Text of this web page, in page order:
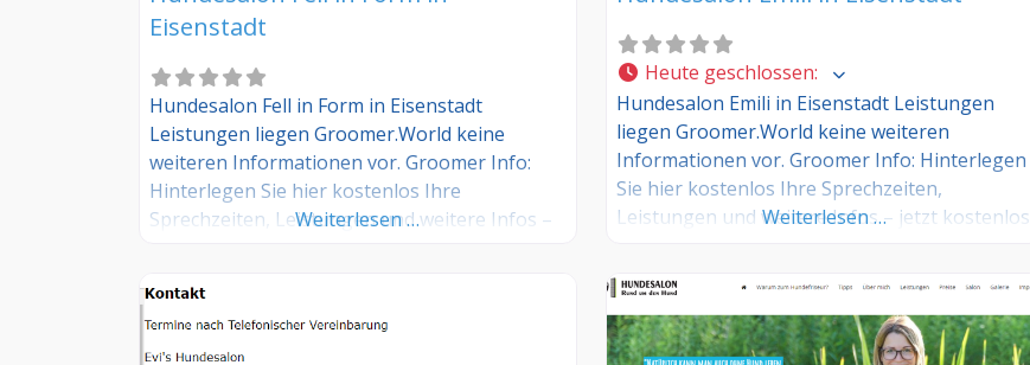
Eisenstadt
Hundesalon Fell in Form in Eisenstadt
Leistungen liegen Groomer.World keine
weiteren Informationen vor. Groomer Info:
Hinterlegen Sie hier kostenlos Ihre
Sprechzeiten, Leistungen und weitere Infos –
Erfahrungen über die Kommentarfunktion
unten mit anderen Hundebesitzer/innen!
Weiterlesen …
Heute geschlossen:
Hundesalon Emili in Eisenstadt Leistungen
liegen Groomer.World keine weiteren
Informationen vor. Groomer Info: Hinterlegen
Sie hier kostenlos Ihre Sprechzeiten,
Leistungen und weitere Infos – jetzt kostenlos
Hundesalons? Dann teilen Sie Ihre
Erfahrungen über die Kommentarfunktion
unten mit anderen Hundebesitzer/innen!
Weiterlesen …